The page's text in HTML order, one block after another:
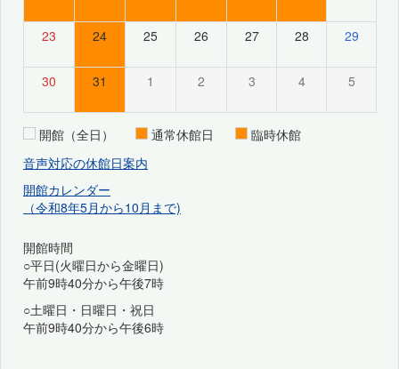
23 24 25 26 27 28 29
30 31 1 2 3 4 5
開館（全日） 通常休館日
臨時休館
音声対応の休館日案内
開館カレンダー
（令和8年5月から10月まで)
開館時間
○平日(火曜日から金曜日)
午前9時40分から午後7時
○土曜日・日曜日・祝日
午前9時40分から午後6時